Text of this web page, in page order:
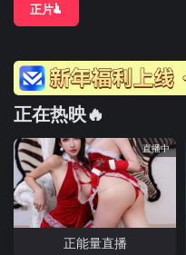
正片
正在热映🔥
直播中
正能量直播